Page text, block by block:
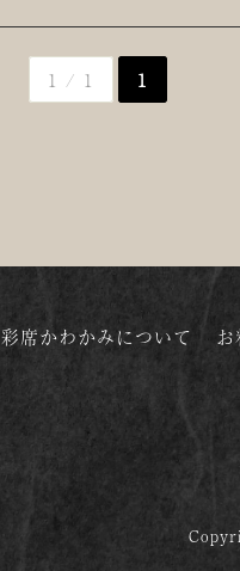
1 / 1 1
彩席かわかみについて お